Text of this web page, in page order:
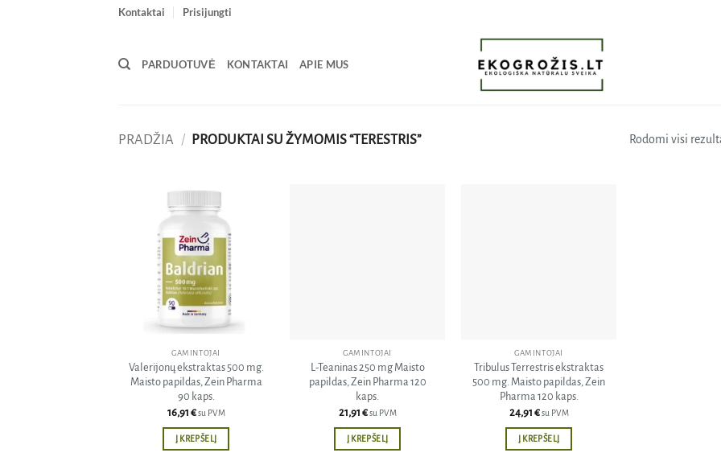
Kontaktai Prisijungti
PARDUOTUVĖ KONTAKTAI APIE MUS
PRADŽIA / PRODUKTAI SU ŽYMOMIS “TERESTRIS” Rodomi visi
GAMINTOJAI
Valerijonų ekstraktas 500 mg.
Maisto papildas, Zein Pharma
90 kaps.
16,91 € su PVM
Į KREPŠELĮ
GAMINTOJAI
L-Teaninas 250 mg Maisto
papildas, Zein Pharma 120
kaps.
21,91 € su PVM
Į KREPŠELĮ
GAMINTOJAI
Tribulus Terrestris ekstraktas
500 mg. Maisto papildas, Zein
Pharma 120 kaps.
24,91 € su PVM
Į KREPŠELĮ